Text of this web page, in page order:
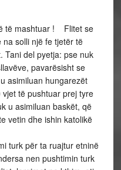
të mashtuar ! Flitet se
solli një fe tjetër të
Tani del pyetja: pse nuk
pavarësisht se
asimiluan hungarezët
të pushtuar prej tyre
u asimiluan baskët, që
vetin dhe ishin katolikë
turk për ta ruajtur etninë
nen pushtimin turk